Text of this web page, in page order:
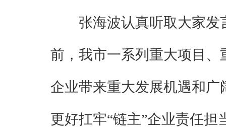
张海波认真听取大家
前，我市一系列重大项目
企业带来重大发展机遇和
更好扛牢“链主”企业责任